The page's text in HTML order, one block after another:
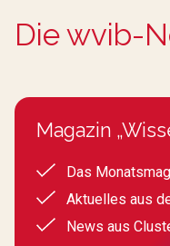
Die wvib-
Magazin
Das
Aktuelles aus
News aus